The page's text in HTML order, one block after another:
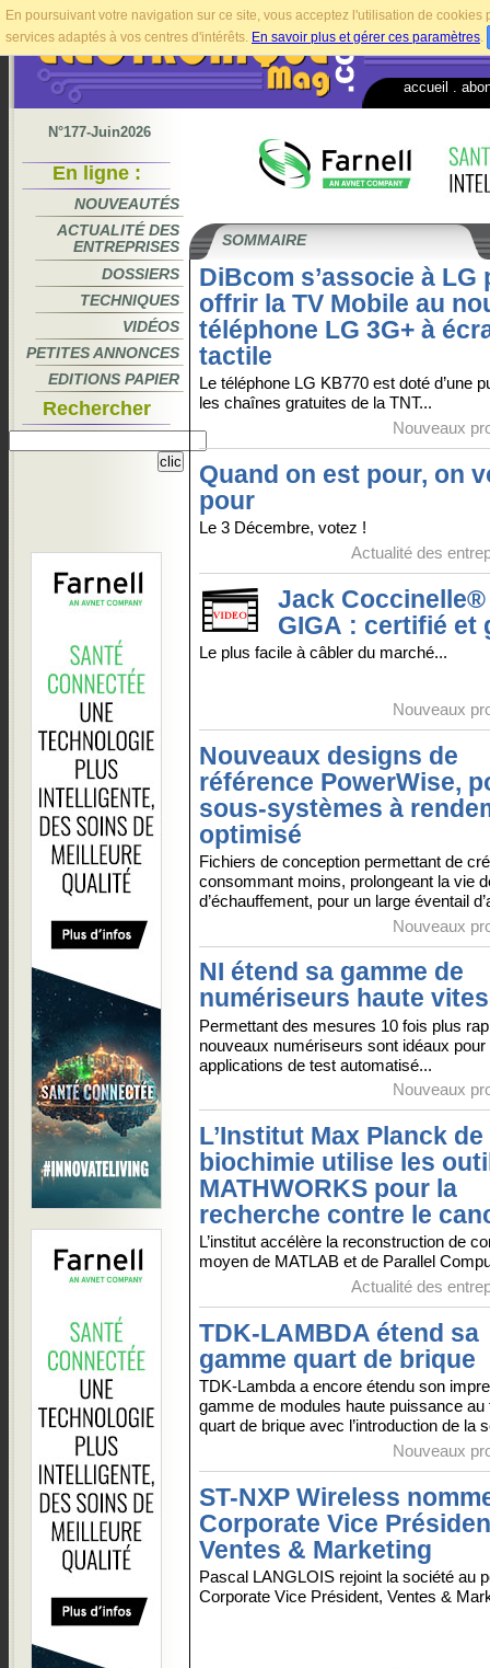
En poursuivant votre navigation sur ce site, vous acceptez l'utilisation de
services adaptés à vos centres d'intérêts. En savoir plus et gérer ces paramètres.
accueil
N°177-Juin2026
En ligne :
NOUVEAUTÉS
ACTUALITÉ DES
ENTREPRISES
DOSSIERS
TECHNIQUES
VIDÉOS
PETITES ANNONCES
EDITIONS PAPIER
Rechercher
SOMMAIRE
DiBcom s’associe à LG
offrir la TV Mobile au
téléphone LG 3G+ à
tactile
Le téléphone LG KB770 est doté d’une
les chaînes gratuites de la TNT...
Nouveaux
Quand on est pour, on
pour
Le 3 Décembre, votez !
Actualité des
Jack Coccinelle®
GIGA : certifié et
Le plus facile à câbler du marché...
Nouveaux
Nouveaux designs de
référence PowerWise,
sous-systèmes à
optimisé
Fichiers de conception permettant de
consommant moins, prolongeant la vie
d’échauffement, pour un large éventail
Nouveaux
NI étend sa gamme de
numériseurs haute
Permettant des mesures 10 fois plus
nouveaux numériseurs sont idéaux pour
applications de test automatisé...
Nouveaux
L’Institut Max Planck de
biochimie utilise les
MATHWORKS pour la
recherche contre le
L’institut accélère la reconstruction de
moyen de MATLAB et de Parallel
Actualité des
TDK-LAMBDA étend sa
gamme quart de brique
TDK-Lambda a encore étendu son
gamme de modules haute puissance au
quart de brique avec l’introduction de la
Nouveaux
ST-NXP Wireless
Corporate Vice
Ventes & Marketing
Pascal LANGLOIS rejoint la société au
Corporate Vice Président, Ventes &